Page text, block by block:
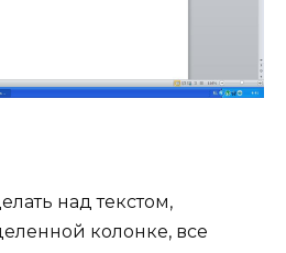
над текстом,
колонке, все